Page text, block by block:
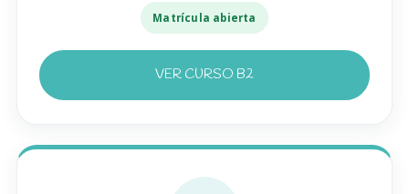
Matrícula abierta
VER CURSO B2